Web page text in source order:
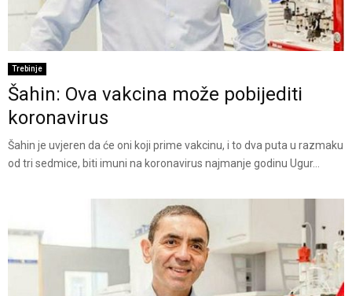
Trebinje
Šahin: Ova vakcina može pobijediti
koronavirus
Šahin je uvjeren da će oni koji prime vakcinu, i to dva puta u razmaku
od tri sedmice, biti imuni na koronavirus najmanje godinu Ugur...